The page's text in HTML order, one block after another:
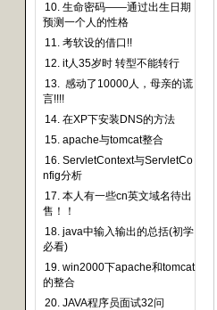
10. 生命密码——通过出生日期
预测一个人的性格
11. 考软设的借口!!
12. it人35岁时 转型不能转行
13. 感动了10000人，母亲的谎
言!!!!
14. 在XP下安装DNS的方法
15. apache与tomcat整合
16. ServletContext与ServletCo
nfig分析
17. 本人有一些cn英文域名待出
售！！
18. java中输入输出的总括(初学
必看)
19. win2000下apache和tomcat
的整合
20. JAVA程序员面试32问